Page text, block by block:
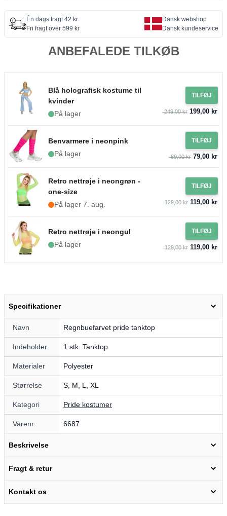
Én dags fragt 42 kr
Fri fragt over 599 kr
Dansk webshop
Dansk kundeservice
ANBEFALEDE TILKØB
Blå holografisk kostume til
kvinder
På lager
TILFØJ
249,00 kr199,00 kr
Benvarmere i neonpink
På lager
TILFØJ
89,00 kr79,00 kr
Retro nettrøje i neongrøn -
one-size
På lager 7. aug.
TILFØJ
129,00 kr119,00 kr
Retro nettrøje i neongul
På lager
TILFØJ
129,00 kr119,00 kr
Specifikationer
Navn Regnbuefarvet pride tanktop
Indeholder 1 stk. Tanktop
Materialer Polyester
Størrelse S, M, L, XL
Kategori Pride kostumer
Varenr. 6687
Beskrivelse
Fragt & retur
Kontakt os